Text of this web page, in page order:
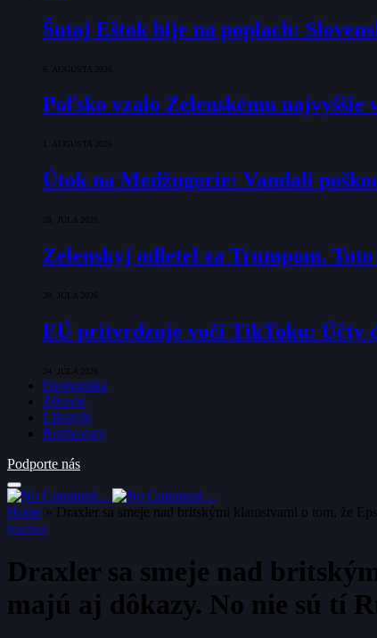
Šutaj Eštok bije na poplach:
6. AUGUSTA 2026
Poľsko vzalo Zelenskému najvyššie
1. AUGUSTA 2026
Útok na Medžugorie: Vandali
28. JÚLA 2026
Zelenskyj odletel za Trumpom.
28. JÚLA 2026
EÚ pritvrdzuje voči TikToku: Účty
24. JÚLA 2026
Ekonomika
Zdravie
Lifestyle
Rozhovory
Podporte nás
Home » Draxler sa smeje nad britskými klamstvami o tom, že
POLITIKA
Draxler sa smeje nad
majú aj dôkazy. No nie sú tí